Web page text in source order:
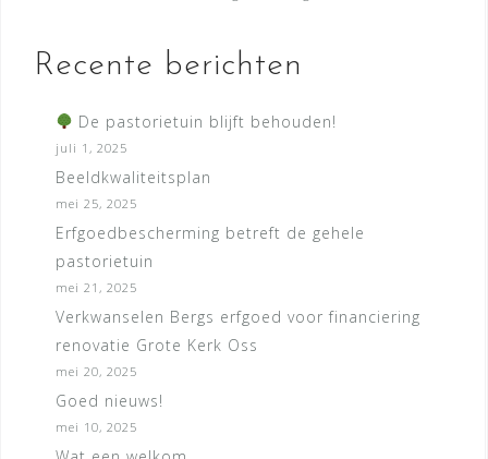
Recente berichten
De pastorietuin blijft behouden!
juli 1, 2025
Beeldkwaliteitsplan
mei 25, 2025
Erfgoedbescherming betreft de gehele
pastorietuin
mei 21, 2025
Verkwanselen Bergs erfgoed voor financiering
renovatie Grote Kerk Oss
mei 20, 2025
Goed nieuws!
mei 10, 2025